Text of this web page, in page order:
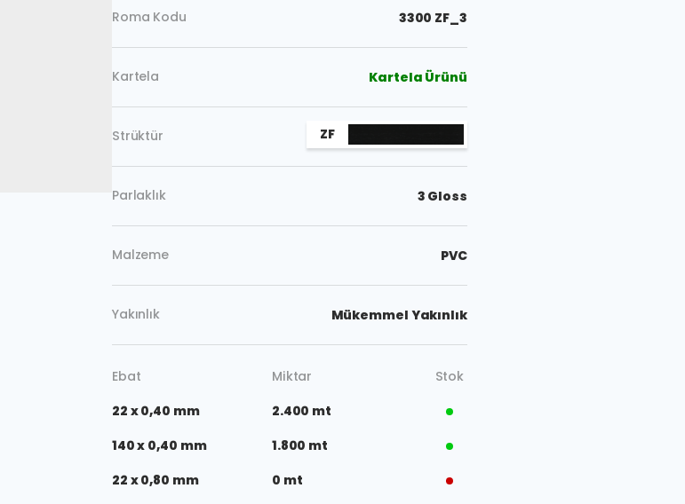
Roma Kodu 3300 ZF_3
Kartela Kartela Ürünü
Strüktür ZF
Parlaklık 3 Gloss
Malzeme PVC
Yakınlık Mükemmel Yakınlık
Ebat Miktar
Stok
22 x 0,40 mm
2.400 mt
140 x 0,40 mm
1.800 mt
22 x 0,80 mm
0 mt